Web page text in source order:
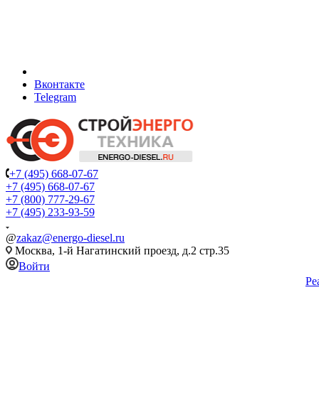
Вконтакте
Telegram
+7 (495) 668-07-67
+7 (495) 668-07-67
+7 (800) 777-29-67
+7 (495) 233-93-59
@zakaz@energo-diesel.ru
Москва, 1-й Нагатинский проезд, д.2 стр.35
Войти